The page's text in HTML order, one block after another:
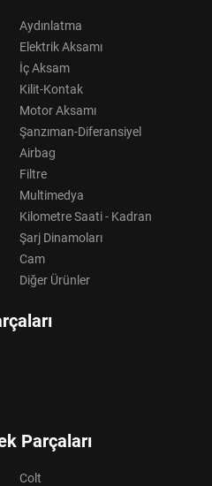
Aydınlatma
Elektrik Aksamı
İç Aksam
Kilit-Kontak
Motor Aksamı
Şanzıman-Diferansiyel
Airbag
Filtre
Multimedya
Kilometre Saati - Kadran
Şarj Dinamoları
Cam
Diğer Ürünler
Parçaları
Colt